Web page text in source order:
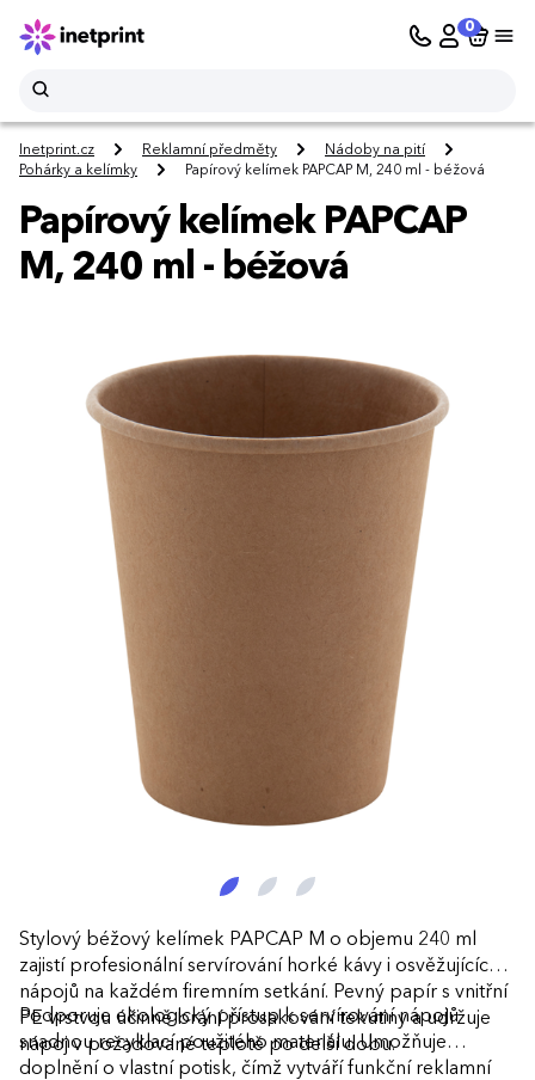
0
Inetprint.cz Reklamní předměty
Nádoby na pití
Pohárky a kelímky
Papírový kelímek PAPCAP M, 240 ml - béžová
Papírový kelímek PAPCAP
M, 240 ml - béžová
Stylový béžový kelímek PAPCAP M o objemu 240 ml
zajistí profesionální servírování horké kávy i osvěžujících
nápojů na každém firemním setkání. Pevný papír s vnitřní
PE vrstvou účinně brání prosakování tekutiny a udržuje
nápoj v požadované teplotě po delší dobu.
Podporuje ekologický přístup k servírování nápojů
snadnou recyklací použitého materiálu. Umožňuje
doplnění o vlastní potisk, čímž vytváří funkční reklamní